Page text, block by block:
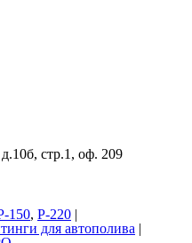
стр.1, оф. 209
150, P-220 |
для автополива |